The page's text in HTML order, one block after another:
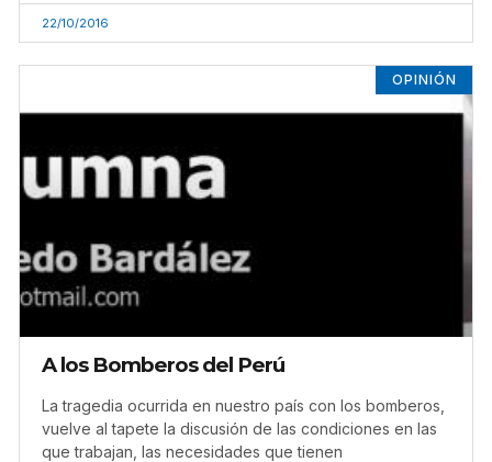
22/10/2016
OPINIÓN
A los Bomberos del Perú
La tragedia ocurrida en nuestro país con los bomberos,
vuelve al tapete la discusión de las condiciones en las
que trabajan, las necesidades que tienen